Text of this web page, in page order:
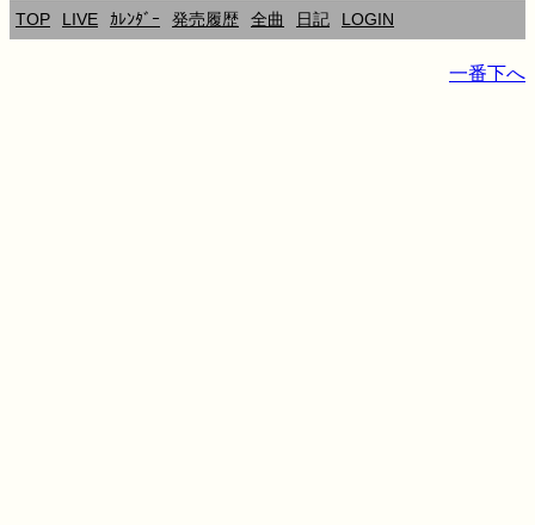
TOP LIVE ｶﾚﾝﾀﾞｰ 発売履歴 全曲 日記 LOGIN
一番下へ